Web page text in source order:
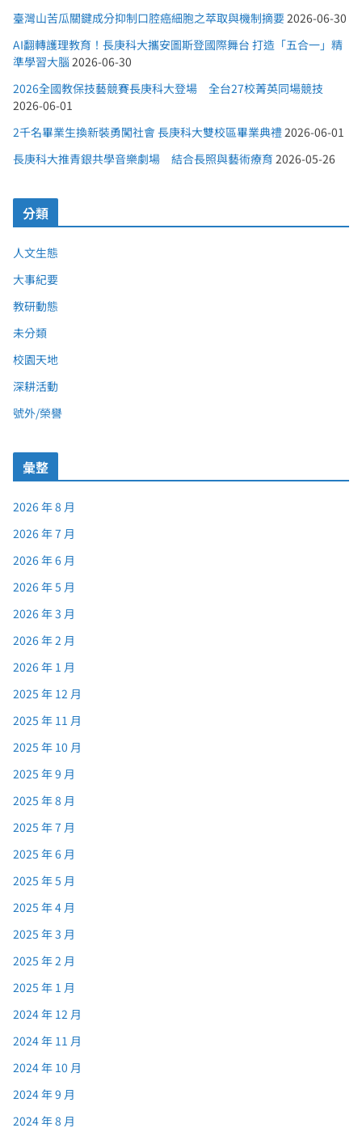
臺灣山苦瓜關鍵成分抑制口腔癌細胞之萃取與機制摘要 2026-06-30
AI翻轉護理教育！長庚科大攜安圖斯登國際舞台 打造「五合一」精
準學習大腦 2026-06-30
2026全國教保技藝競賽長庚科大登場 全台27校菁英同場競技
2026-06-01
2千名畢業生換新裝勇闖社會 長庚科大雙校區畢業典禮 2026-06-01
長庚科大推青銀共學音樂劇場 結合長照與藝術療育 2026-05-26
分類
人文生態
大事紀要
教研動態
未分類
校園天地
深耕活動
號外/榮譽
彙整
2026 年 8 月
2026 年 7 月
2026 年 6 月
2026 年 5 月
2026 年 3 月
2026 年 2 月
2026 年 1 月
2025 年 12 月
2025 年 11 月
2025 年 10 月
2025 年 9 月
2025 年 8 月
2025 年 7 月
2025 年 6 月
2025 年 5 月
2025 年 4 月
2025 年 3 月
2025 年 2 月
2025 年 1 月
2024 年 12 月
2024 年 11 月
2024 年 10 月
2024 年 9 月
2024 年 8 月